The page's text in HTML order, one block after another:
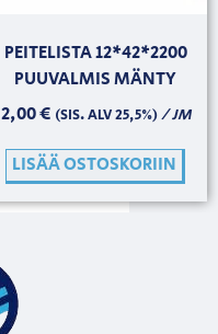
PEITELISTA 12*42*2200
PUUVALMIS MÄNTY
2,00€ (SIS. ALV 25,5%)/ JM
LISÄÄ OSTOSKORIIN